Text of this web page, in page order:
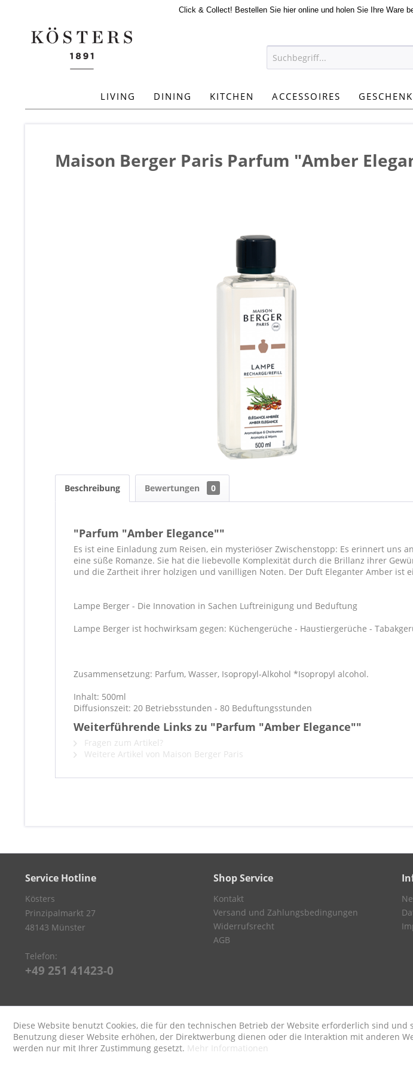
Click & Collect! Bestellen Sie hier online und holen Sie Ihre Ware
LIVING DINING KITCHEN ACCESSOIRES
Maison Berger Paris Parfum "Amber
Beschreibung Bewertungen 0
"Parfum "Amber Elegance""
Es ist eine Einladung zum Reisen, ein mysteriöser Zwischenstopp: Es erinnert uns
eine süße Romanze. Sie hat die liebevolle Komplexität durch die Brillanz ihrer
und die Zartheit ihrer holzigen und vanilligen Noten. Der Duft Eleganter Amber ist
Lampe Berger - Die Innovation in Sachen Luftreinigung und Beduftung
Lampe Berger ist hochwirksam gegen: Küchengerüche - Haustiergerüche -
Zusammensetzung: Parfum, Wasser, Isopropyl-Alkohol *Isopropyl alcohol.
Inhalt: 500ml
Diffusionszeit: 20 Betriebsstunden - 80 Beduftungsstunden
Weiterführende Links zu "Parfum "Amber Elegance""
Fragen zum Artikel?
Weitere Artikel von Maison Berger Paris
Service Hotline
Kösters
Prinzipalmarkt 27
48143 Münster
Telefon:
+49 251 41423-0
Shop Service
Kontakt
Versand und Zahlungsbedingungen
Widerrufsrecht
AGB
Diese Website benutzt Cookies, die für den technischen Betrieb der Website erforderlich sind und
Benutzung dieser Website erhöhen, der Direktwerbung dienen oder die Interaktion mit anderen
werden nur mit Ihrer Zustimmung gesetzt. Mehr Informationen